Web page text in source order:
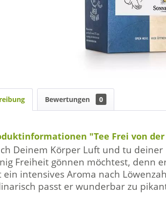
Bewertungen 0
"Tee Frei von der
Deinem Körper Luft und tu
Freiheit gönnen möchtest, denn
ein intensives Aroma nach
passt er wunderbar zu